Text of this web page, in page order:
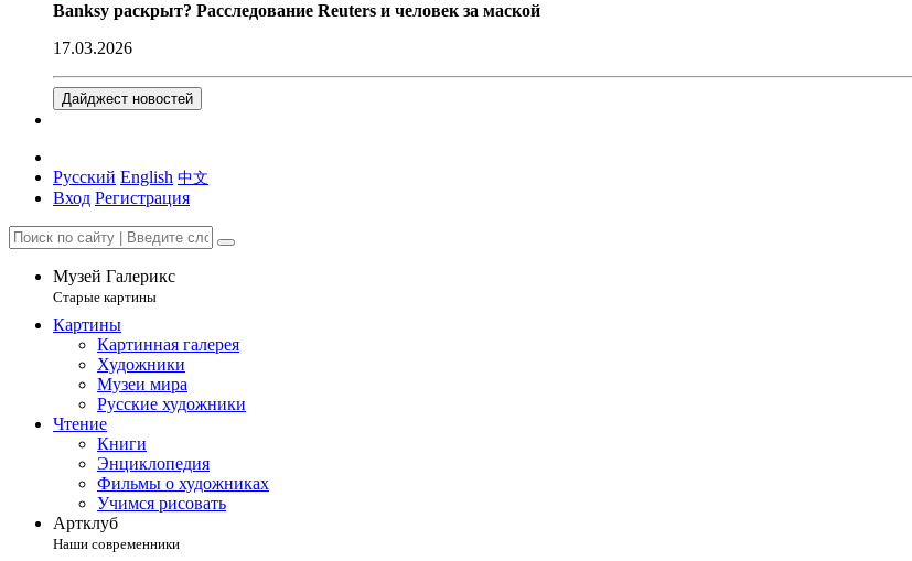
Banksy раскрыт? Расследование Reuters и человек за маской
17.03.2026
Дайджест новостей
Русский English 中文
Вход Регистрация
Музей Галерикс
Старые картины
Картины
Картинная галерея
Художники
Музеи мира
Русские художники
Чтение
Книги
Энциклопедия
Фильмы о художниках
Учимся рисовать
Артклуб
Наши современники